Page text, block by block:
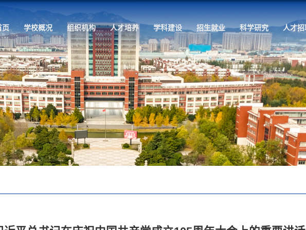
首页 学校概况 组织机构 人才培养